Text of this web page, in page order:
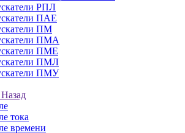
РПЛ
ПАЕ
ПМ
ПМА
ПМЕ
ПМЛ
ПМУ
Назад
тока
времени